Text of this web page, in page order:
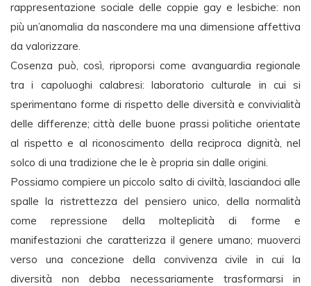
rappresentazione sociale delle coppie gay e lesbiche: non
più un’anomalia da nascondere ma una dimensione affettiva
da valorizzare.
Cosenza può, così, riproporsi come avanguardia regionale
tra i capoluoghi calabresi: laboratorio culturale in cui si
sperimentano forme di rispetto delle diversità e convivialità
delle differenze; città delle buone prassi politiche orientate
al rispetto e al riconoscimento della reciproca dignità, nel
solco di una tradizione che le è propria sin dalle origini.
Possiamo compiere un piccolo salto di civiltà, lasciandoci alle
spalle la ristrettezza del pensiero unico, della normalità
come repressione della molteplicità di forme e
manifestazioni che caratterizza il genere umano; muoverci
verso una concezione della convivenza civile in cui la
diversità non debba necessariamente trasformarsi in